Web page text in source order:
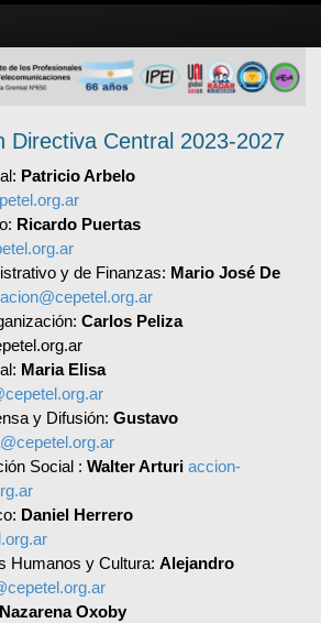
Directiva Central 2023-2027
Patricio Arbelo
Ricardo Puertas
y de Finanzas: Mario José De
Carlos Peliza
Maria Elisa
y Difusión: Gustavo
Social : Walter Arturi accion-
Daniel Herrero
Humanos y Cultura: Alejandro
Nazarena Oxoby